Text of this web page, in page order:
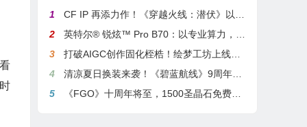
1
CF IP 再添力作！《穿越火线：潜伏》以3A叙事重塑战术潜行玩法
2
英特尔® 锐炫™ Pro B70：以专业算力，解锁本地化AI部署与生产力新基准
3
打破AIGC创作固化桎梏！绘梦工坊上线绘梦画布dreamo赋能全场景自由创作
4
清凉夏日换装来袭！《碧蓝航线》9周年庆典活动第二弹今日正式上线
5
《FGO》十周年将至，1500圣晶石免费福利，新老玩家均可解锁